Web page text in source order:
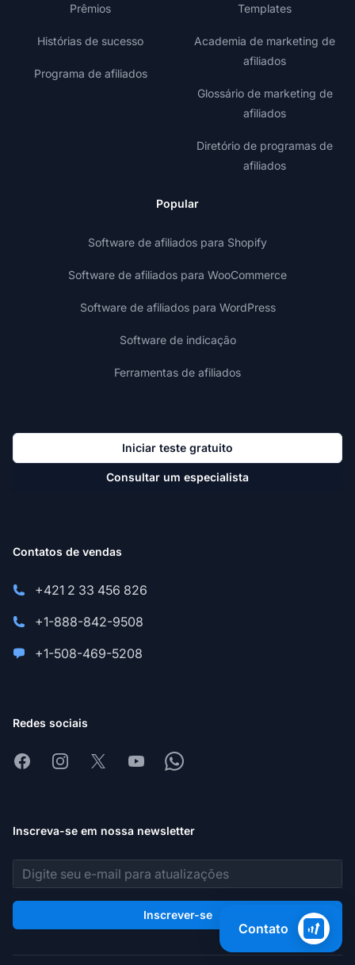
Prêmios
Histórias de sucesso
Programa de afiliados
Templates
Academia de marketing de
afiliados
Glossário de marketing de
afiliados
Diretório de programas de
afiliados
Popular
Software de afiliados para Shopify
Software de afiliados para WooCommerce
Software de afiliados para WordPress
Software de indicação
Ferramentas de afiliados
Iniciar teste gratuito
Consultar um especialista
Contatos de vendas
+421 2 33 456 826
+1-888-842-9508
+1-508-469-5208
Redes sociais
FacebookInstagram
X YoutubeWhatsapp
Inscreva-se em nossa newsletter
Endereço de e-mail
Inscrever-se
Contato